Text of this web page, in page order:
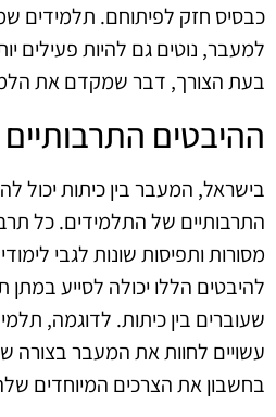
כבסיס חזק לפיתוחם. תלמידים
למעבר, נוטים גם להיות פעילים
בעת הצורך, דבר שמקדם את
ההיבטים
בישראל, המעבר בין כיתות יכול
התרבותיים של התלמידים. כל
מסורות ותפיסות שונות לגבי
להיבטים הללו יכולה לסייע במתן
שעוברים בין כיתות. לדוגמה,
עשויים לחוות את המעבר בצורה
בחשבון את הצרכים המיוחדים